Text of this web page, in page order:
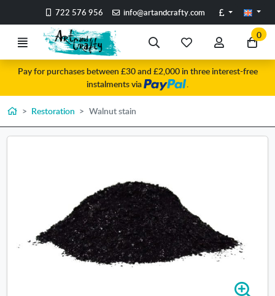
Go to the main content of the page
722 576 956 info@artandcrafty.com Pounds
Menu Search
favorite
items
account
Go
to
0
Pay for purchases between £30 and £2,000 in three interest-free
instalments via
HomeRestoration Walnut stain